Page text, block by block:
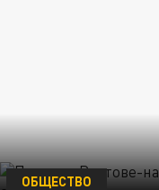
ОБЩЕСТВО